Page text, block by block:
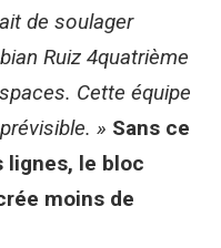
de soulager
Ruiz 4quatrième
Cette équipe
» Sans ce
lignes, le bloc
moins de